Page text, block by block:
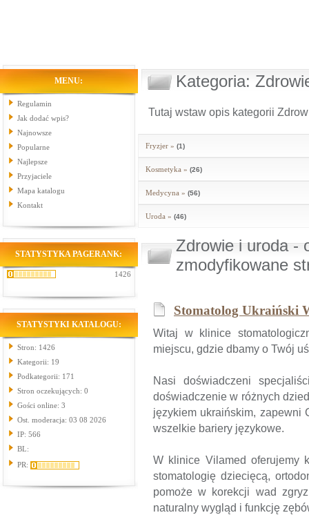
MENU:
Regulamin
Jak dodać wpis?
Najnowsze
Popularne
Najlepsze
Przyjaciele
Mapa katalogu
Kontakt
STATYSTYKA PAGERANK:
1426
STATYSTYKI KATALOGU:
Stron: 1426
Kategorii: 19
Podkategorii: 171
Stron oczekujących: 0
Gości online: 3
Ost. moderacja: 03 08 2026
IP: 566
BL:
PR:
Kategoria:
Tutaj wstaw opis kategorii
Fryzjer » (1)
Kosmetyka » (26)
Medycyna » (56)
Uroda » (46)
Zdrowie i uroda -
zmodyfikowane
Stomatolog Ukraiński
Witaj w klinice
miejscu, gdzie dbamy o Twój
Nasi doświadczeni
doświadczenie w różnych
językiem ukraińskim, zapewni
wszelkie bariery językowe.
W klinice Vilamed oferujemy
stomatologię dziecięcą,
pomoże w korekcji wad
naturalny wygląd i funkcję